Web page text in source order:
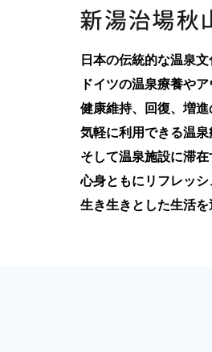
日本の伝統的な温泉
ドイツの温泉療養や
健康維持、回復、増
気軽に利用できる温泉
そして温泉施設に滞
心身ともにリフレッ
生き生きとした生活